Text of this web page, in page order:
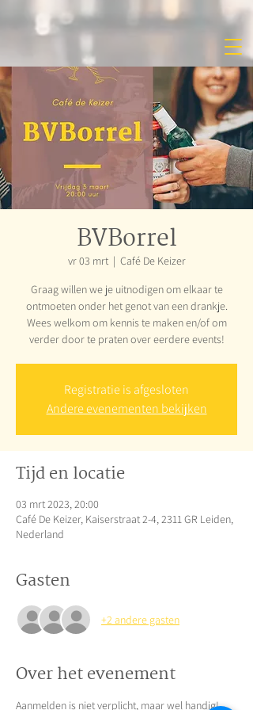
BVBorrel
vr 03 mrt
  |
Café De Keizer
Graag willen we je uitnodigen om elkaar te
ontmoeten onder het genot van een drankje.
Wees welkom om kennis te maken en/of om
verder door te praten over eerdere events!
Registratie is afgesloten
Andere evenementen bekijken
Tijd en locatie
03 mrt 2023, 20:00
Café De Keizer, Kaiserstraat 2-4, 2311 GR Leiden,
Nederland
Gasten
+2 andere gasten
Over het evenement
Aanmelden is niet verplicht, maar wel handig!